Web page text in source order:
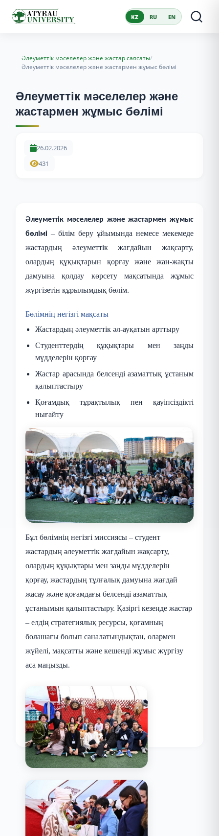
KZ RU EN
Әлеуметтік мәселелер және жастар саясаты/
Әлеуметтік мәселелер және жастармен жұмыс бөлімі
Әлеуметтік мәселелер және
жастармен жұмыс бөлімі
26.02.2026
431
Әлеуметтік мәселелер және жастармен жұмыс
бөлімі – білім беру ұйымында немесе мекемеде
жастардың әлеуметтік жағдайын жақсарту,
олардың құқықтарын қорғау және жан-жақты
дамуына қолдау көрсету мақсатында жұмыс
жүргізетін құрылымдық бөлім.
Бөлімнің негізгі мақсаты
Жастардың әлеуметтік әл-ауқатын арттыру
Студенттердің құқықтары мен заңды
мүдделерін қорғау
Жастар арасында белсенді азаматтық ұстаным
қалыптастыру
Қоғамдық тұрақтылық пен қауіпсіздікті
нығайту
Бұл бөлімнің негізгі миссиясы – студент
жастардың әлеуметтік жағдайын жақсарту,
олардың құқықтары мен заңды мүдделерін
қорғау, жастардың тұлғалық дамуына жағдай
жасау және қоғамдағы белсенді азаматтық
ұстанымын қалыптастыру. Қазіргі кезеңде жастар
– елдің стратегиялық ресурсы, қоғамның
болашағы болып саналатындықтан, олармен
жүйелі, мақсатты және кешенді жұмыс жүргізу
аса маңызды.